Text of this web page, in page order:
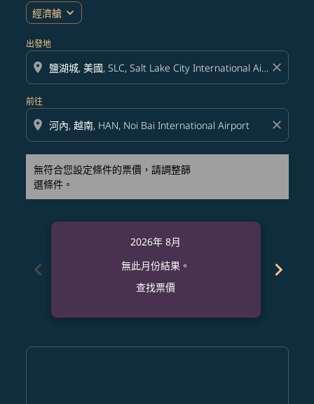
經濟艙 expand_more
出發地
location_on close
前往
location_on close
無符合您設定條件的票價，請調整篩
選條件。
chevron_left
2026年 8月
無此月份結果。
查找票價
chevron_right